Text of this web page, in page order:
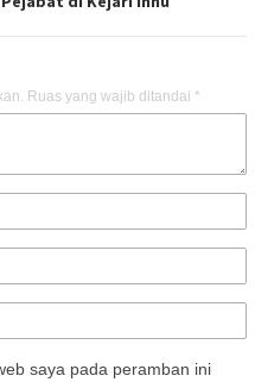
Ruas yang wajib ditandai *
saya pada peramban ini